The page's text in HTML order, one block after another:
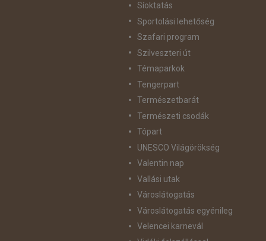
Síoktatás
Sportolási lehetőség
Szafari program
Szilveszteri út
Témaparkok
Tengerpart
Természetbarát
Természeti csodák
Tópart
UNESCO Világörökség
Valentin nap
Vallási utak
Városlátogatás
Városlátogatás egyénileg
Velencei karnevál